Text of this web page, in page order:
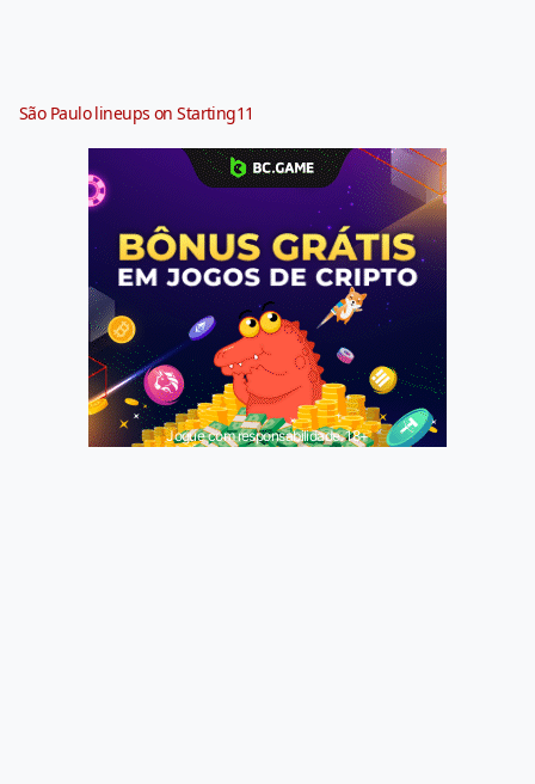
São Paulo lineups on Starting11
Jogue com responsabilidade. 18+